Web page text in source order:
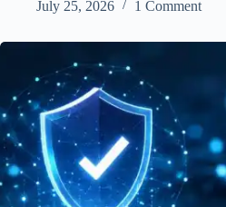
July 25, 2026
1 Comment